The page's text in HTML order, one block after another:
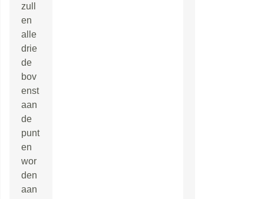
zull
en
alle
drie
de
bov
enst
aan
de
punt
en
wor
den
aan